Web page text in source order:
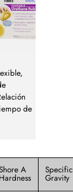
de
A
Hardness
Specific
Gravity